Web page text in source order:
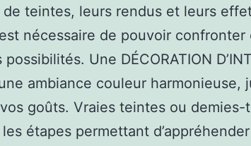
de teintes, leurs rendus et leurs
nécessaire de pouvoir confronter
Une DÉCORATION
ambiance couleur harmonieuse,
goûts. Vraies teintes ou demies-
étapes permettant